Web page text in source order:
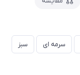
سرمه ای سبز